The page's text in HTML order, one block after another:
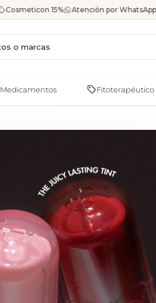
Cosmeticon 15% Atención por WhatsApp
Medicamentos Fitoterapéutico